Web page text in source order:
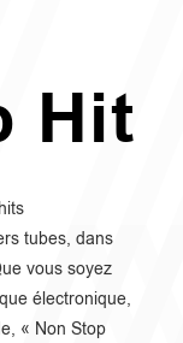
Hit
tubes, dans
vous soyez
électronique,
« Non Stop